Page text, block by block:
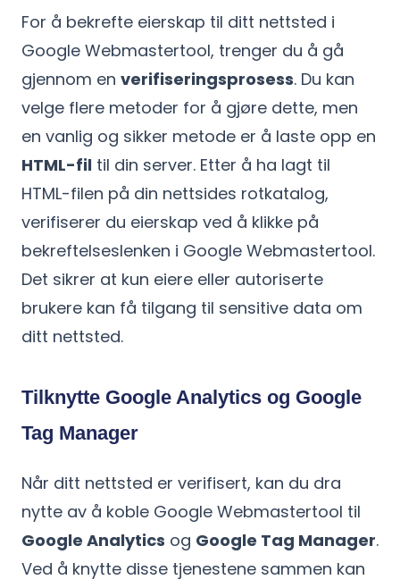
For å bekrefte eierskap til ditt nettsted i
Google Webmastertool, trenger du å gå
gjennom en verifiseringsprosess. Du kan
velge flere metoder for å gjøre dette, men
en vanlig og sikker metode er å laste opp en
HTML-fil til din server. Etter å ha lagt til
HTML-filen på din nettsides rotkatalog,
verifiserer du eierskap ved å klikke på
bekreftelseslenken i Google Webmastertool.
Det sikrer at kun eiere eller autoriserte
brukere kan få tilgang til sensitive data om
ditt nettsted.
Tilknytte Google Analytics og Google
Tag Manager
Når ditt nettsted er verifisert, kan du dra
nytte av å koble Google Webmastertool til
Google Analytics og Google Tag Manager.
Ved å knytte disse tjenestene sammen kan